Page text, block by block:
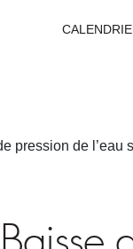
pression de l’eau